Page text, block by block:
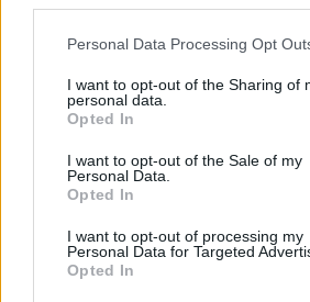
Please note that this website/app uses
not limited to your visit or usage
grant or deny consent to Google and
use your data for below specified
consent section.
Personal Data Processing Opt
I want to opt-out of the Sharing of
personal data.
Opted In
I want to opt-out of the Sale of my
Personal Data.
Opted In
I want to opt-out of processing my
Personal Data for Targeted
Opted In